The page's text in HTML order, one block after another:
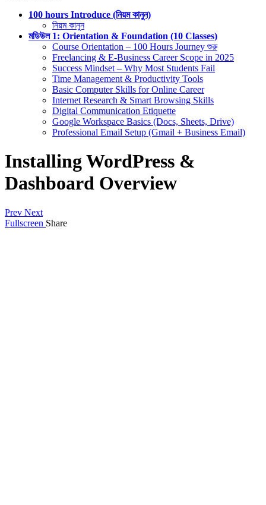
100 hours Introduce (নিয়ম কানুন)
নিয়ম কানুন
মডিউল 1: Orientation & Foundation (10 Classes)
Course Orientation – 100 Hours Journey শুরু
Freelancing & E-Business Career Scope in 2025
Success Mindset – Why Most Students Fail
Time Management & Productivity Tools
Basic Computer Skills for Online Career
Internet Research & Smart Browsing Skills
Digital Communication Etiquette
Google Workspace Basics (Docs, Sheets, Drive)
Professional Email Setup (Gmail + Business Email)
Installing WordPress &
Dashboard Overview
Prev Next
Fullscreen Share